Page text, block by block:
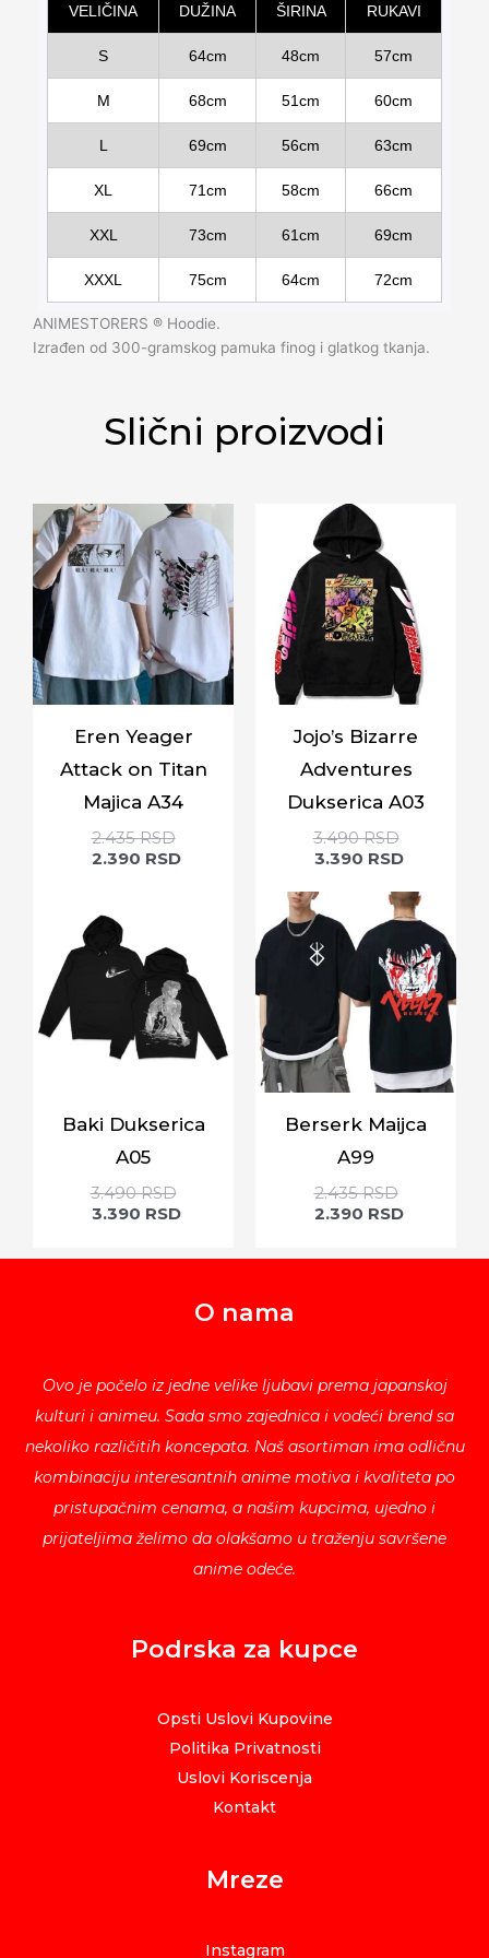
VELIČINA
DUŽINA ŠIRINA RUKAVI
S 64cm 48cm 57cm
M 68cm 51cm 60cm
L 69cm 56cm 63cm
XL 71cm 58cm 66cm
XXL 73cm 61cm 69cm
XXXL 75cm 64cm 72cm
ANIMESTORERS ®️ Hoodie.
Izrađen od 300-gramskog pamuka finog i glatkog tkanja.
Slični proizvodi
Eren Yeager
Attack on Titan
Majica A34
2.435RSD
2.390 RSD
Jojo’s Bizarre
Adventures
Dukserica A03
3.490RSD
3.390 RSD
Baki Dukserica
A05
3.490RSD
3.390 RSD
Berserk Maijca
A99
2.435RSD
2.390 RSD
O nama
Ovo je počelo iz jedne velike ljubavi prema japanskoj
kulturi i animeu. Sada smo zajednica i vodeći brend sa
nekoliko različitih koncepata. Naš asortiman ima odličnu
kombinaciju interesantnih anime motiva i kvaliteta po
pristupačnim cenama, a našim kupcima, ujedno i
prijateljima želimo da olakšamo u traženju savršene
anime odeće.
Podrska za kupce
Opsti Uslovi Kupovine
Politika Privatnosti
Uslovi Koriscenja
Kontakt
Mreze
Instagram